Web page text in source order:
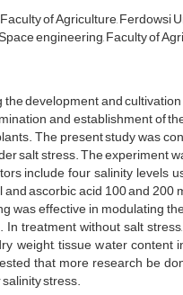
of Agriculture, Ferdowsi
engineering, Faculty of
development and
and establishment of
The present study was
salt stress. The experiment
include four salinity levels
ascorbic acid 100 and
was effective in modulating
treatment without salt
weight, tissue water
that more research be
stress.